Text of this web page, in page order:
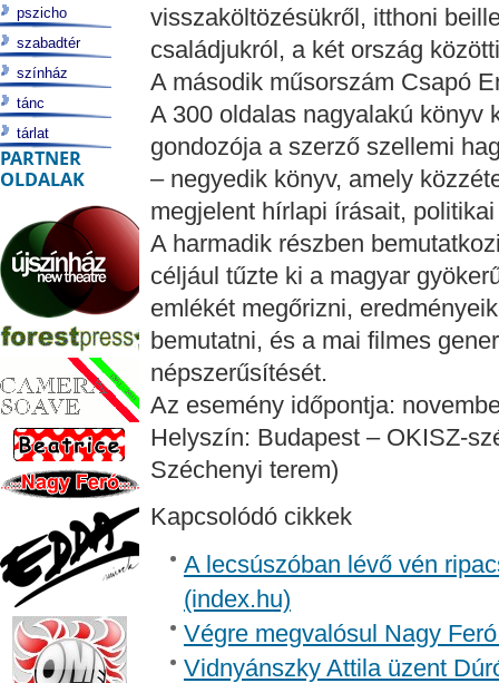
visszaköltözésükről, itthoni
családjukról, a két ország
A második műsorszám Csapó
A 300 oldalas nagyalakú könyv
gondozója a szerző szellemi
– negyedik könyv, amely
megjelent hírlapi írásait,
A harmadik részben
céljául tűzte ki a magyar
emlékét megőrizni,
bemutatni, és a mai filmes
népszerűsítését.
Az esemény időpontja:
Helyszín: Budapest – OKISZ-
Széchenyi terem)
Kapcsolódó cikkek
A lecsúszóban lévő vén
(index.hu)
Végre megvalósul Nagy
Vidnyánszky Attila üzent
pszicho
szabadtér
színház
tánc
tárlat
PARTNER
OLDALAK